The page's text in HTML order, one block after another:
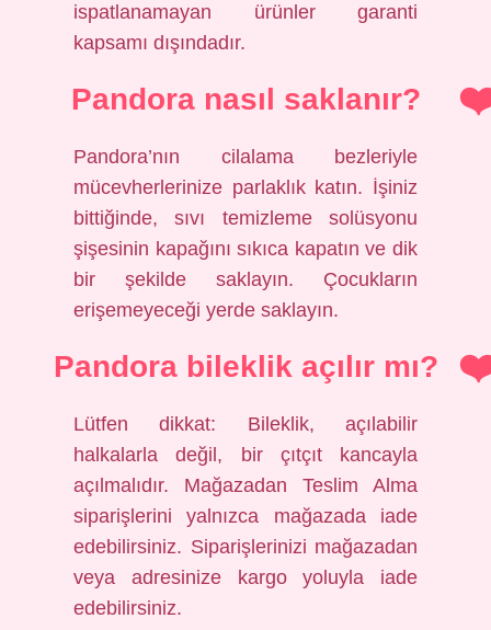
ispatlanamayan ürünler garanti
kapsamı dışındadır.
Pandora nasıl saklanır?
Pandora’nın cilalama bezleriyle
mücevherlerinize parlaklık katın. İşiniz
bittiğinde, sıvı temizleme solüsyonu
şişesinin kapağını sıkıca kapatın ve dik
bir şekilde saklayın. Çocukların
erişemeyeceği yerde saklayın.
Pandora bileklik açılır mı?
Lütfen dikkat: Bileklik, açılabilir
halkalarla değil, bir çıtçıt kancayla
açılmalıdır. Mağazadan Teslim Alma
siparişlerini yalnızca mağazada iade
edebilirsiniz. Siparişlerinizi mağazadan
veya adresinize kargo yoluyla iade
edebilirsiniz.